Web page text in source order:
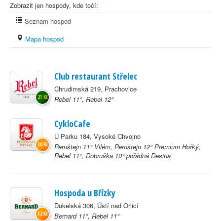
Zobrazit jen hospody, kde točí:
Seznam hospod
Mapa hospod
Club restaurant Střelec
Chrudimská 219, Prachovice
Rebel 11°, Rebel 12°
21 Kč
CykloCafe
U Parku 184, Vysoké Chvojno
Pernštejn 11° Vilém, Pernštejn 12° Premium Hořký,
Rebel 11°, Dobruška 10° pořádná Desina
30 Kč
Hospoda u Břízky
Dukelská 306, Ústí nad Orlicí
Bernard 11°, Rebel 11°
32 Kč